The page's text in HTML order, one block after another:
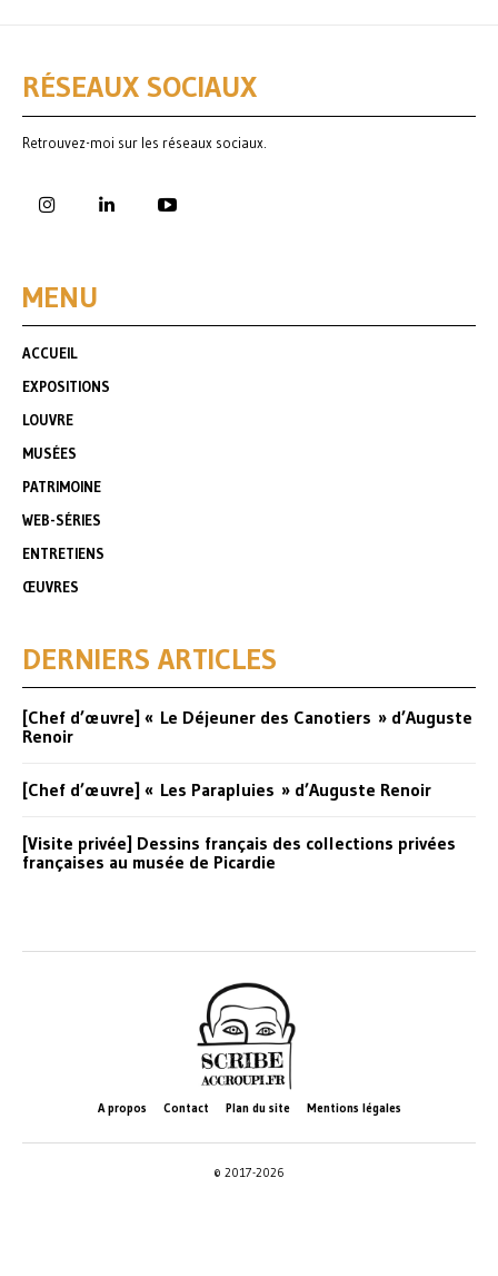
RÉSEAUX SOCIAUX
Retrouvez-moi sur les réseaux sociaux.
MENU
ACCUEIL
EXPOSITIONS
LOUVRE
MUSÉES
PATRIMOINE
WEB-SÉRIES
ENTRETIENS
ŒUVRES
DERNIERS ARTICLES
[Chef d’œuvre] « Le Déjeuner des Canotiers » d’Auguste
Renoir
[Chef d’œuvre] « Les Parapluies » d’Auguste Renoir
[Visite privée] Dessins français des collections privées
françaises au musée de Picardie
A propos Contact Plan du site Mentions légales
© 2017-2026